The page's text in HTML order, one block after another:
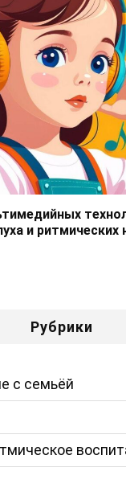
и
Рубрики
с семьёй